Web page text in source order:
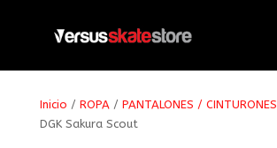
Inicio / ROPA/ PANTALONES / CINTURONES
DGK Sakura Scout